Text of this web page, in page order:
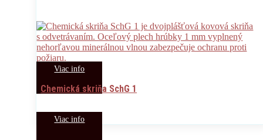
Viac info
Chemická skriňa SchG 1
Viac info